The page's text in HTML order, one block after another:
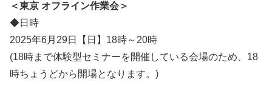
＜東京 オフライン作業会＞
◆日時
2025年6月29日【日】18時～20時
(18時まで体験型セミナーを開催している会場のため、18
時ちょうどから開場となります。)